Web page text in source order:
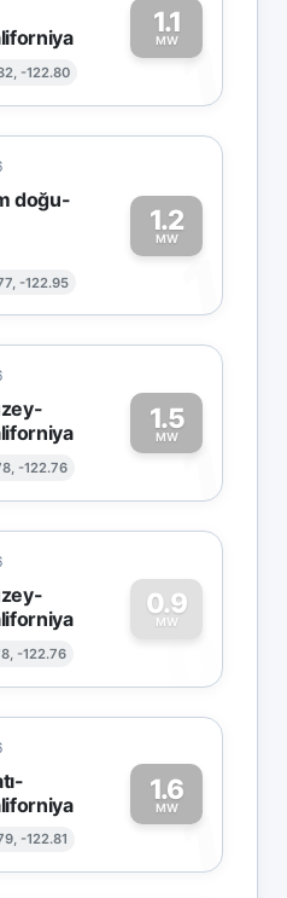
-122.80
1.1
MW1
doğu-
-122.95
1.2
MW
1
-122.76
1.5
MW1
-122.76
0.9
MW
0
-122.81
1.6
MW1